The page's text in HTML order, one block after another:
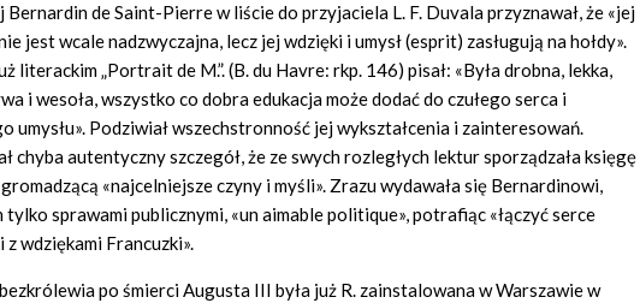
Bernardin de Saint-Pierre w liście do przyjaciela L. F. Duvala przyznawał, że «jej
jest wcale nadzwyczajna, lecz jej wdzięki i umysł (esprit) zasługują na hołdy».
literackim „Portrait de M.”. (B. du Havre: rkp. 146) pisał: «Była drobna, lekka,
i wesoła, wszystko co dobra edukacja może dodać do czułego serca i
umysłu». Podziwiał wszechstronność jej wykształcenia i zainteresowań.
chyba autentyczny szczegół, że ze swych rozległych lektur sporządzała księgę
«najcelniejsze czyny i myśli». Zrazu wydawała się Bernardinowi,
sprawami publicznymi, «un aimable politique», potrafiąc «łączyć serce
z wdziękami Francuzki».
po śmierci Augusta III była już R. zainstalowana w Warszawie w